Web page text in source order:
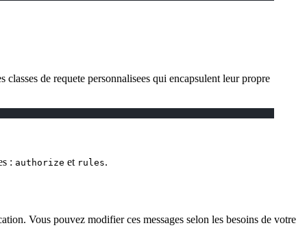
de requete personnalisees qui encapsulent leur propre
: authorize et rules.
Vous pouvez modifier ces messages selon les besoins de votre